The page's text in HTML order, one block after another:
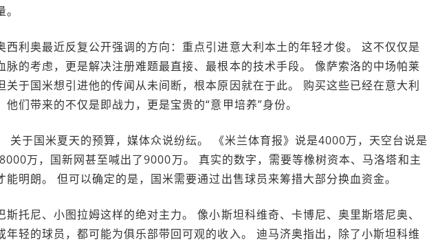
西利奥最近反复公开强调的方向：重点引进意大利本土的年轻才俊。 这不仅仅是
脉的考虑，更是解决注册难题最直接、最根本的技术手段。 像萨索洛的中场帕莱
关于国米想引进他的传闻从未间断，根本原因就在于此。 购买这些已经在意大利
们带来的不仅是即战力，更是宝贵的“意甲培养”身份。
关于国米夏天的预算，媒体众说纷纭。 《米兰体育报》说是4000万，天空台说是
万，国新网甚至喊出了9000万。 真实的数字，需要等橡树资本、马洛塔和主
明朗。 但可以确定的是，国米需要通过出售球员来筹措大部分换血资金。
托尼、小图拉姆这样的绝对主力。 像小斯坦科维奇、卡博尼、奥里斯塔尼奥、
年轻的球员，都可能为俱乐部带回可观的收入。 迪马济奥指出，除了小斯坦科维